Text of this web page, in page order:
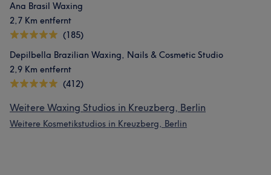
Ana Brasil Waxing
2,7 Km entfernt
(185)
Depilbella Brazilian Waxing, Nails & Cosmetic Studio
2,9 Km entfernt
(412)
Weitere Waxing Studios in Kreuzberg, Berlin
Weitere Kosmetikstudios in Kreuzberg, Berlin